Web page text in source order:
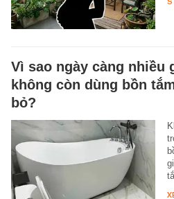
Vì sao ngày càng nhiều
không còn dùng bồn
bỏ?